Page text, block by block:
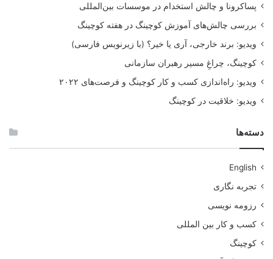
پساکرونا و چالش استخدام در موسسات بین‌المللی
بررسی چالش‌های آموزش کوچینگ در هفته کوچینگ
ویدیو: برند خارجی، آری یا خیر؟ (با زیرنویس فارسی)
کوچینگ، چراغِ مسیر رهبران سازمانی
ویدیو: راه‌اندازی کسب و کار کوچینگ و فرصت‌های ۲۰۲۲
ویدیو: خلاقیت در کوچینگ
دسته‌ها
English
تجربه نگاری
رزومه نویسی
کسب و کار بین المللی
کوچینگ